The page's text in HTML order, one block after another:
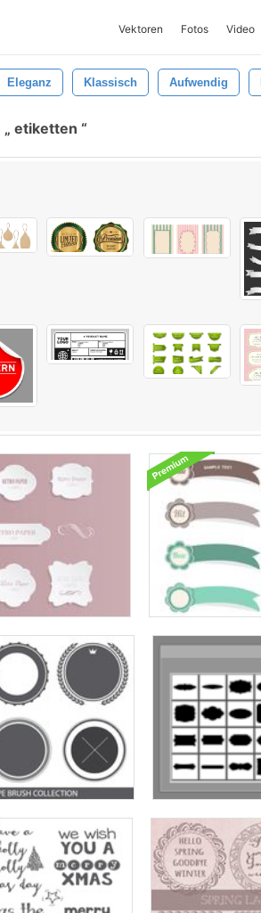
Vektoren Fotos Video
Eleganz Klassisch Aufwendig
etiketten